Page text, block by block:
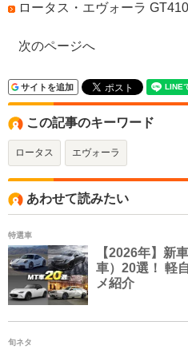
ロータス・エヴォーラ
次のページへ
サイトを追加
この記事のキーワード
ロータス エヴォーラ
あわせて読みたい
特選車
【2026年】新
車）20選！ 軽
メ紹介
旬ネタ